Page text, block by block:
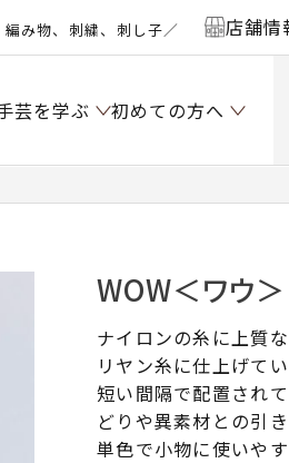
み物、刺繍、刺し子／ 店舗情
芸を学ぶ 初めての方へ
WOW＜ワウ
ナイロンの糸に上質
リヤン糸に仕上げて
短い間隔で配置され
どりや異素材との引
単色で小物に使いやす